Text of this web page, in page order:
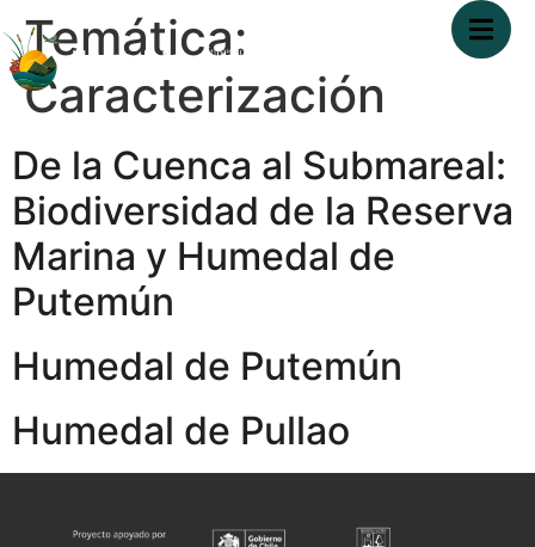
Temática:
Caracterización
De la Cuenca al Submareal:
Biodiversidad de la Reserva
Marina y Humedal de
Putemún
Humedal de Putemún
Humedal de Pullao